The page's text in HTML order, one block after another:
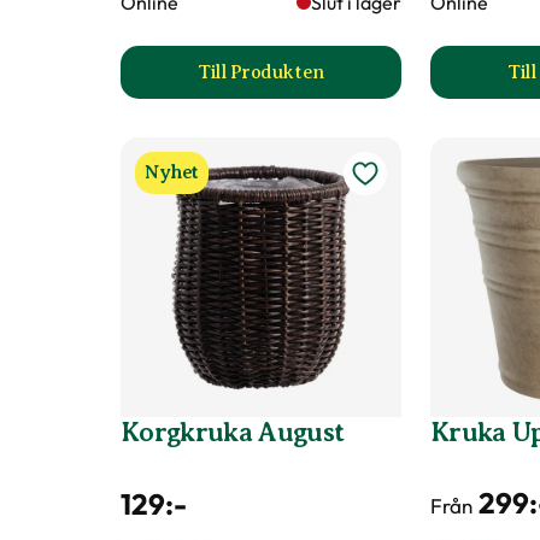
Till Produkten
till Kruka Tor produktsida
Till
Nyhet
Korgkruka August
129:-
Kruka
Från 299